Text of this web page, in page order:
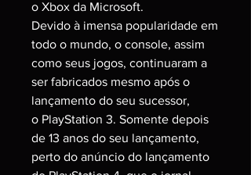
o Xbox da Microsoft.
Devido à imensa popularidade em
todo o mundo, o console, assim
como seus jogos, continuaram a
ser fabricados mesmo após o
lançamento do seu sucessor,
o PlayStation 3. Somente depois
de 13 anos do seu lançamento,
perto do anúncio do lançamento